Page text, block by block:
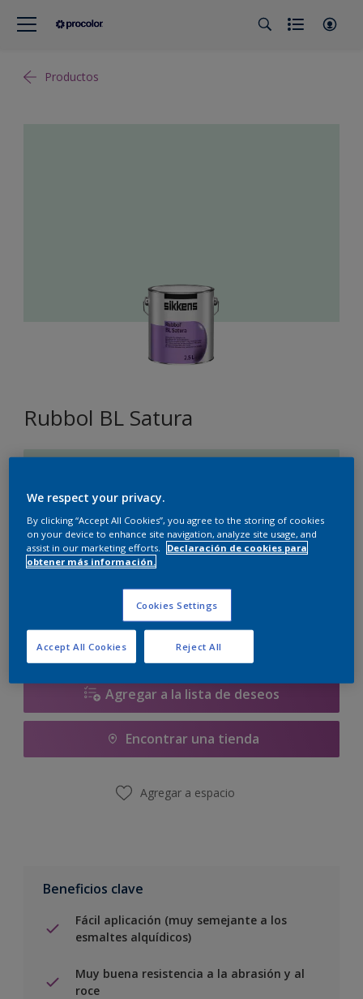
Productos
Rubbol BL Satura
Tamaño
2.5 litros
Calculadora de pintura
Agregar a la lista de deseos
Encontrar una tienda
Agregar a espacio
Beneficios clave
Fácil aplicación (muy semejante a los
esmaltes alquídicos)
Muy buena resistencia a la abrasión y al
roce
We respect your privacy.
By clicking “Accept All Cookies”, you agree to the storing of cookies
on your device to enhance site navigation, analyze site usage, and
assist in our marketing efforts.
Declaración de cookies para
obtener más información.
Cookies Settings
Reject All
Accept All Cookies